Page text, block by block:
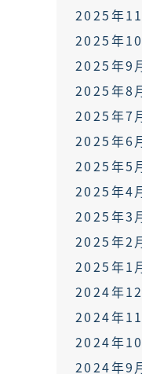
2025年
2025年
2025年9
2025年8
2025年7
2025年6
2025年5
2025年4
2025年3
2025年2
2025年1
2024年
2024年
2024年
2024年9